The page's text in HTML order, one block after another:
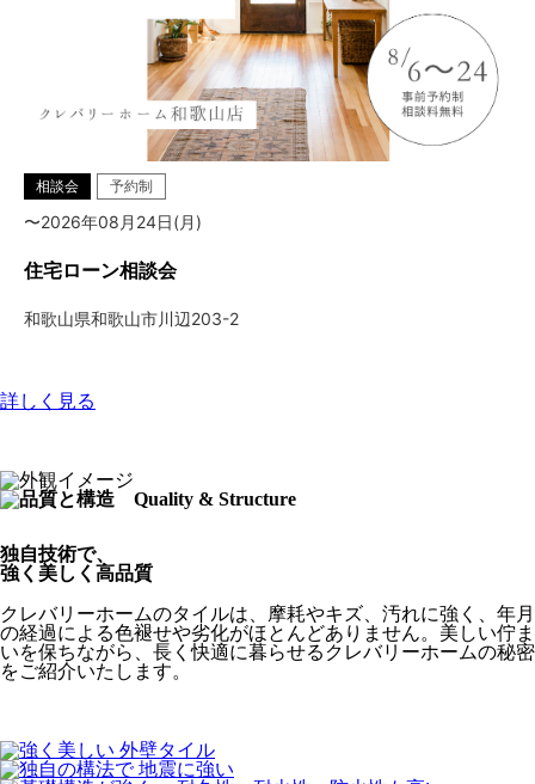
相談会 予約制
〜2026年08月24日(月)
住宅ローン相談会
和歌山県和歌山市川辺203-2
詳しく見る
独自技術で、
強く美しく高品質
クレバリーホームのタイルは、摩耗やキズ、汚れに強く、年月
の経過による色褪せや劣化がほとんどありません。美しい佇ま
いを保ちながら、長く快適に暮らせるクレバリーホームの秘密
をご紹介いたします。